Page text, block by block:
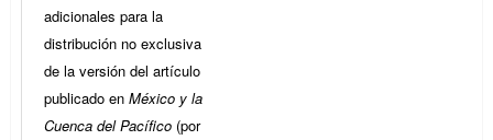
adicionales para la
distribución no exclusiva
de la versión del artículo
publicado en México y la
Cuenca del Pacífico (por